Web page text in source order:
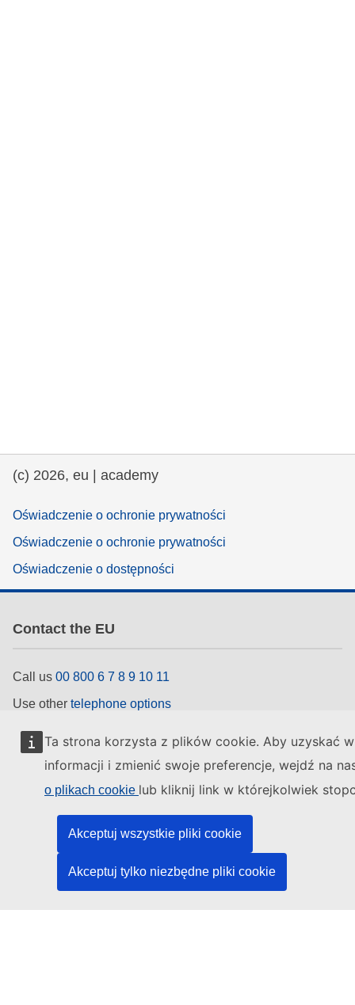
Ta strona korzysta z plików cookie. Aby uzyskać
informacji i zmienić swoje preferencje, wejdź na
o plikach cookie lub kliknij link w którejkolwiek
Akceptuj wszystkie pliki cookie
Akceptuj tylko niezbędne pliki cookie
(c) 2026, eu | academy
Oświadczenie o ochronie prywatności
Oświadczenie o ochronie prywatności
Oświadczenie o dostępności
Contact the EU
Call us 00 800 6 7 8 9 10 11
Use other telephone options
Write to us via our
Meet us at a
local EU office
Find a social media account
Search for EU social media channels